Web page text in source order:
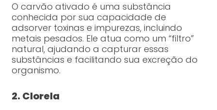
O carvão ativado é uma substância
conhecida por sua capacidade de
adsorver toxinas e impurezas, incluindo
metais pesados. Ele atua como um “filtro”
natural, ajudando a capturar essas
substâncias e facilitando sua excreção do
organismo.
2. Clorela